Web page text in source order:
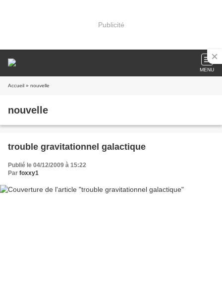
Publicité
MENU
Accueil » nouvelle
nouvelle
trouble gravitationnel galactique
Publié le 04/12/2009 à 15:22
Par foxxy1